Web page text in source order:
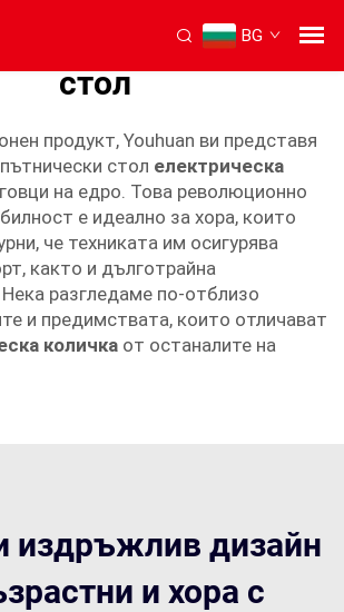
BG
електрически
стол
продукт, Youhuan ви представя
стол електрическа
на едро. Това революционно
е идеално за хора, които
че техниката им осигурява
както и дълготрайна
разгледаме по-отблизо
и предимствата, които отличават
количка от останалите на
издръжлив дизайн
и хора с